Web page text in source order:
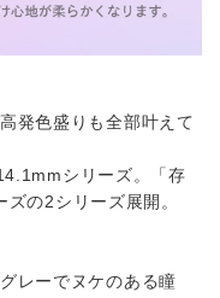
発色盛りも全部叶えて
シリーズ。「存
の2シリーズ展開。
レーでヌケのある瞳